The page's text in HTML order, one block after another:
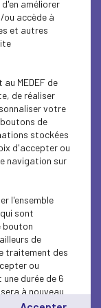
améliorer
ou accède à
et autres
MEDEF de
de réaliser
votre
de
stockées
d'accepter ou
navigation sur
l'ensemble
sont
bouton
de
traitement des
ou
durée de 6
à nouveau